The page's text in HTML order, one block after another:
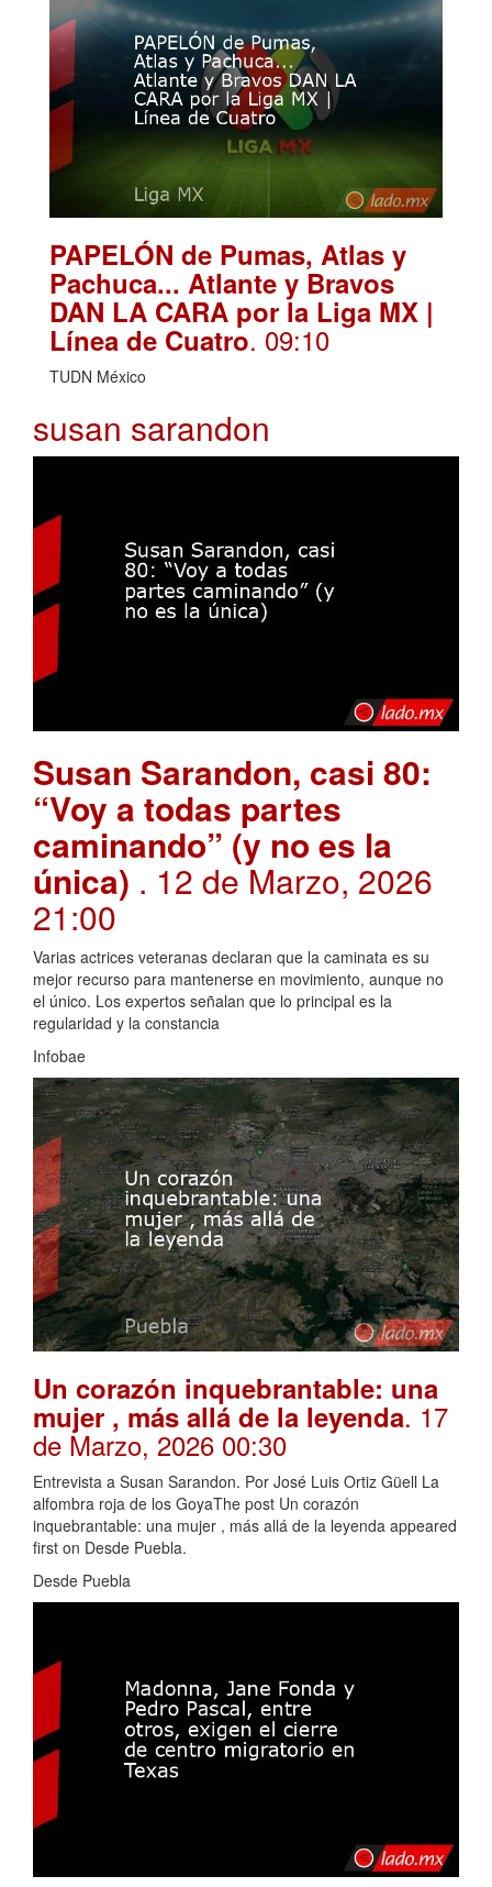
PAPELÓN de Pumas, Atlas y
Pachuca... Atlante y Bravos
DAN LA CARA por la Liga MX |
Línea de Cuatro. 09:10
TUDN México
susan sarandon
Susan Sarandon, casi 80:
“Voy a todas partes
caminando” (y no es la
única) . 12 de Marzo, 2026
21:00
Varias actrices veteranas declaran que la caminata es su
mejor recurso para mantenerse en movimiento, aunque no
el único. Los expertos señalan que lo principal es la
regularidad y la constancia
Infobae
Un corazón inquebrantable: una
mujer , más allá de la leyenda. 17
de Marzo, 2026 00:30
Entrevista a Susan Sarandon. Por José Luis Ortiz Güell La
alfombra roja de los GoyaThe post Un corazón
inquebrantable: una mujer , más allá de la leyenda appeared
first on Desde Puebla.
Desde Puebla